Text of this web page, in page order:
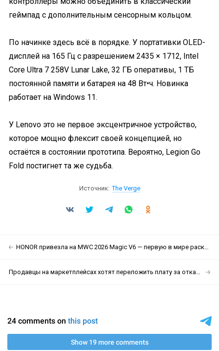
геймпад с дополнительным сенсорным кольцом.
По начинке здесь всё в порядке. У портативки OLED-
дисплей на 165 Гц с разрешением 2435 × 1712, Intel
Core Ultra 7 258V Lunar Lake, 32 ГБ оперативы, 1 ТБ
постоянной памяти и батарея на 48 Вт•ч. Новинка
работает на Windows 11.
У Lenovo это не первое эксцентричное устройство,
которое мощно флексит своей концепцией, но
остаётся в состоянии прототипа. Вероятно, Legion Go
Fold постигнет та же судьба.
Источник: The Verge
HONOR привезла на MWC 2026 Magic V6 — первую в мире раскладушку на Snapdragon 8 Elite Gen 5 и защитой IP69
Продавцы на маркетплейсах хотят переложить плату за отказы и возвраты на покупателей